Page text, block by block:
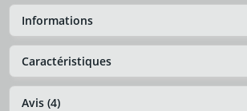
Informations
Caractéristiques
Avis (4)